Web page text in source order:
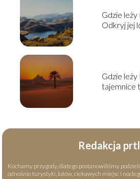
Gdzie leży
Odkryj jej
Gdzie leży
tajemnice
Redakcja
Kochamy przygody, dlatego postanowiliśmy
odnośnie turystyki, lotów, ciekawych miejsc i